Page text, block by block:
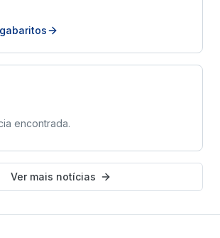
encontrada.
Ver mais notícias